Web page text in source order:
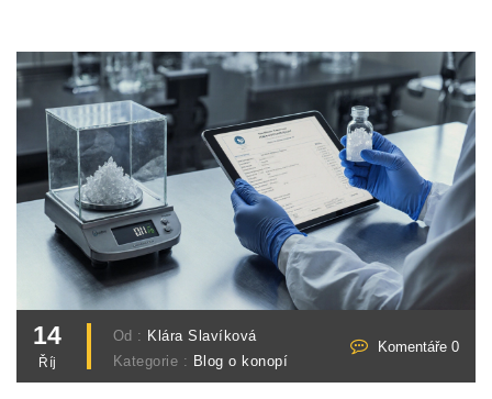
14
Říj
Od : Klára Slavíková
Kategorie : Blog o konopí
Komentáře 0